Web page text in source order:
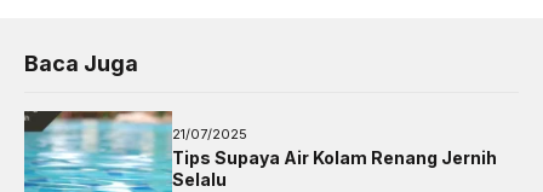
Baca Juga
21/07/2025
Tips Supaya Air Kolam Renang Jernih
Selalu